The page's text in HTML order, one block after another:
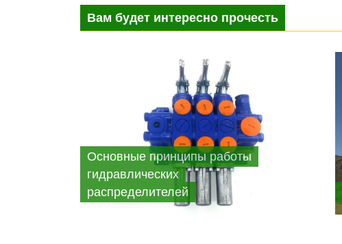
Вам будет интересно прочесть
Основные принципы работы
гидравлических
распределителей